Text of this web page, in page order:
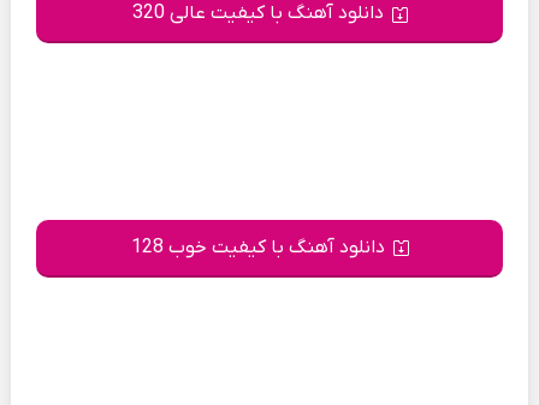
دانلود آهنگ با کیفیت عالی 320
دانلود آهنگ با کیفیت خوب 128